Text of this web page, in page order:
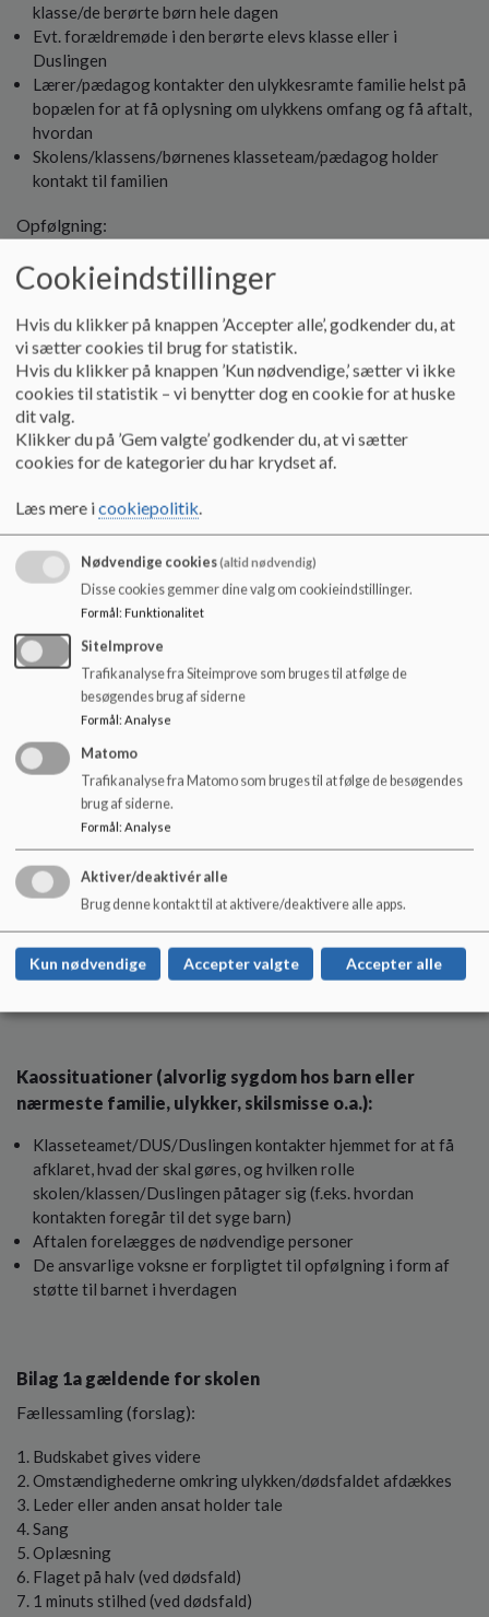
klasse/de berørte børn hele dagen
Evt. forældremøde i den berørte elevs klasse eller i
Duslingen
Lærer/pædagog kontakter den ulykkesramte familie helst på
bopælen for at få oplysning om ulykkens omfang og få aftalt,
hvordan
Skolens/klassens/børnenes klasseteam/pædagog holder
kontakt til familien
Opfølgning:
Tale om ulykken
Være opmærksom på børnenes reaktioner
Elev/barn mister én af sine nærmeste (dødsfald):
Klasseteamet/pædagog er tovholdere
Alle ansatte orienteres
Klasseteamet/pædagog kontakter hjemmet for bl.a. at få
Efterfølgende eventuelt besøg i hjemmet for at få aftalt,
Skolen/DUS/Duslingen vil modtage det barn, der har mistet
(tilbud). Medbring blomst
På klassen/i Duslingen diskuteres omhyggeligt de
spørgsmål, der vil opstå i denne forbindelse. Præsten kan evt.
inddrages
Opfølgning: - emner om tab/sorg
Evt. besøg på kirkegården
Evt. markere relevante datoer (efter aftale med den ramte
familie)
der er muligt, ved skolestart.
Ansat mister én af sine nærmeste:
De punkter der er relevante
Kaossituationer (alvorlig sygdom hos barn eller
nærmeste familie, ulykker, skilsmisse o.a.):
Klasseteamet/DUS/Duslingen kontakter hjemmet for at få
afklaret, hvad der skal gøres, og hvilken rolle
skolen/klassen/Duslingen påtager sig (f.eks. hvordan
kontakten foregår til det syge barn)
Aftalen forelægges de nødvendige personer
De ansvarlige voksne er forpligtet til opfølgning i form af
støtte til barnet i hverdagen
Bilag 1a gældende for skolen
Fællessamling (forslag):
Budskabet gives videre
Omstændighederne omkring ulykken/dødsfaldet afdækkes
Leder eller anden ansat holder tale
Sang
Oplæsning
Flaget på halv (ved dødsfald)
1 minuts stilhed (ved dødsfald)
Cookieindstillinger
Hvis du klikker på knappen ’Accepter alle’, godkender du, at
vi sætter cookies til brug for statistik.
Hvis du klikker på knappen ’Kun nødvendige,’ sætter vi ikke
cookies til statistik – vi benytter dog en cookie for at huske
dit valg.
Klikker du på ’Gem valgte’ godkender du, at vi sætter
cookies for de kategorier du har krydset af.
Læs mere icookiepolitik.
Nødvendige cookies(altid nødvendig)
Disse cookies gemmer dine valg om cookieindstillinger.
Formål: Funktionalitet
SiteImprove
Trafikanalyse fra Siteimprove som bruges til at følge de
besøgendes brug af siderne
Formål: Analyse
Matomo
Trafikanalyse fra Matomo som bruges til at følge de besøgendes
brug af siderne.
Formål: Analyse
Aktiver/deaktivér alle
Brug denne kontakt til at aktivere/deaktivere alle apps.
Kun nødvendige Accepter valgte Accepter alle